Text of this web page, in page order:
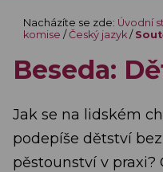
Nacházíte se zde: Úvodní
komise / Český jazyk/
Beseda:
Jak se na lidském
podepíše dětství
pěstounství v praxi?